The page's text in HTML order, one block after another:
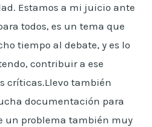
Estamos a mi juicio ante
todos, es un tema que
tiempo al debate, y es lo
contribuir a ese
críticas.Llevo también
documentación para
un problema también muy